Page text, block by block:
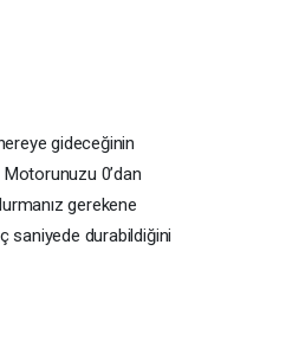
gideceğinin
0’dan
gerekene
saniyede durabildiğini